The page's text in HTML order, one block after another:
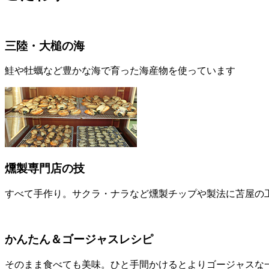
三陸・大槌の海
鮭や牡蠣など豊かな海で育った海産物を使っています
燻製専門店の技
すべて手作り。サクラ・ナラなど燻製チップや製法に苫屋の
かんたん＆ゴージャスレシピ
そのまま食べても美味。ひと手間かけるとよりゴージャスな